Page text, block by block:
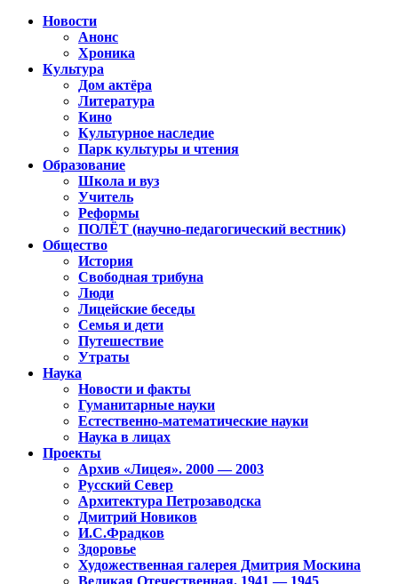
Новости
Анонс
Хроника
Культура
Дом актёра
Литература
Кино
Культурное наследие
Парк культуры и чтения
Образование
Школа и вуз
Учитель
Реформы
ПОЛЁТ (научно-педагогический вестник)
Общество
История
Свободная трибуна
Люди
Лицейские беседы
Семья и дети
Путешествие
Утраты
Наука
Новости и факты
Гуманитарные науки
Естественно-математические науки
Наука в лицах
Проекты
Архив «Лицея». 2000 — 2003
Русский Север
Архитектура Петрозаводска
Дмитрий Новиков
И.С.Фрадков
Здоровье
Художественная галерея Дмитрия Москина